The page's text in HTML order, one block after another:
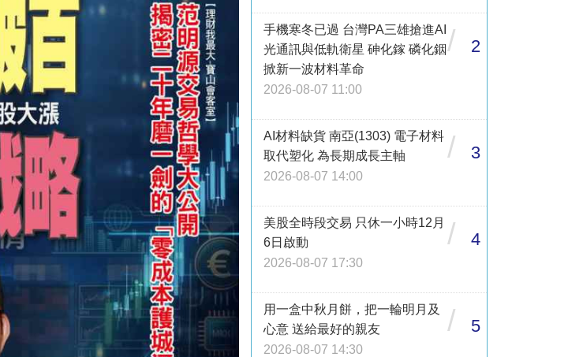
手機寒冬已過 台灣PA三雄搶進AI
光通訊與低軌衛星 砷化鎵 磷化銦
掀新一波材料革命
2026-08-07 11:00
/ 2
AI材料缺貨 南亞(1303) 電子材料
取代塑化 為長期成長主軸
2026-08-07 14:00
/ 3
美股全時段交易 只休一小時12月
6日啟動
2026-08-07 17:30
/ 4
用一盒中秋月餅，把一輪明月及
心意 送給最好的親友
2026-08-07 14:30
/ 5